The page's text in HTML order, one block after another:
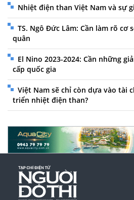
Nhiệt điện than Việt Nam và sự
TS. Ngô Đức Lâm: Cần làm rõ cơ
quân
El Nino 2023-2024: Cần những
cấp quốc gia
Việt Nam sẽ chỉ còn dựa vào tài
triển nhiệt điện than?